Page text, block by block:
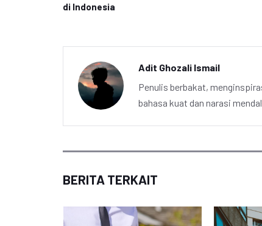
di Indonesia
Adit Ghozali Ismail
Penulis berbakat,
bahasa kuat dan narasi
BERITA TERKAIT